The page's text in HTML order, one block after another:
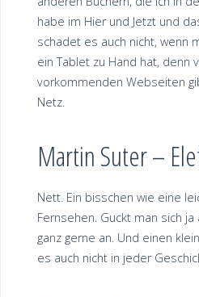
habe im Hier und Jetzt und
schadet es auch nicht, wenn
ein Tablet zu Hand hat, denn
vorkommenden Webseiten
Netz.
Martin Suter –
Nett. Ein bisschen wie eine
Fernsehen. Guckt man sich
ganz gerne an. Und einen
es auch nicht in jeder